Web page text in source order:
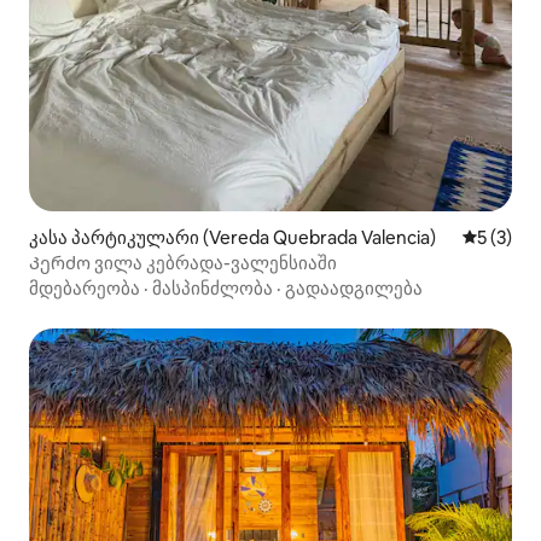
კასა პარტიკულარი (Vereda Quebrada Valencia)
5 (3)
Კერძო ვილა კებრადა-ვალენსიაში
მდებარეობა · მასპინძლობა · გადაადგილება